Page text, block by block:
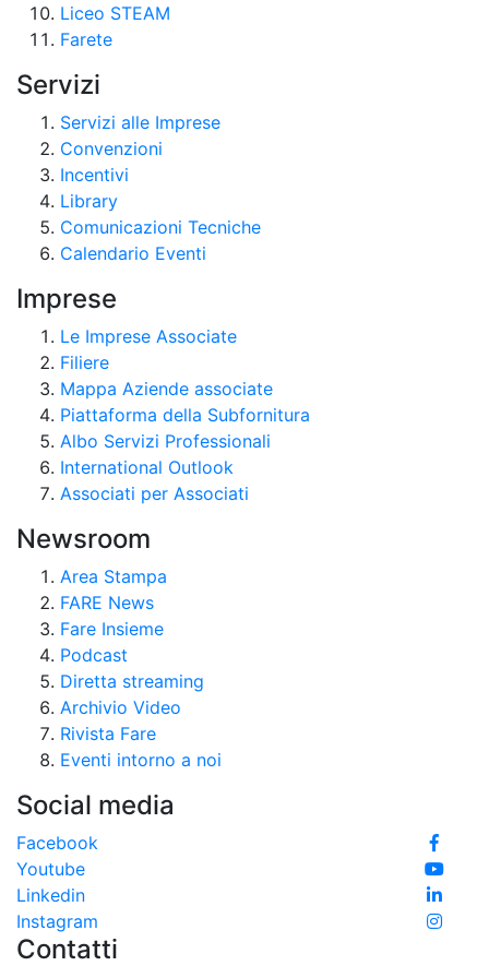
Liceo STEAM
Farete
Servizi
Servizi alle Imprese
Convenzioni
Incentivi
Library
Comunicazioni Tecniche
Calendario Eventi
Imprese
Le Imprese Associate
Filiere
Mappa Aziende associate
Piattaforma della Subfornitura
Albo Servizi Professionali
International Outlook
Associati per Associati
Newsroom
Area Stampa
FARE News
Fare Insieme
Podcast
Diretta streaming
Archivio Video
Rivista Fare
Eventi intorno a noi
Social media
Facebook
Youtube
Linkedin
Instagram
Contatti